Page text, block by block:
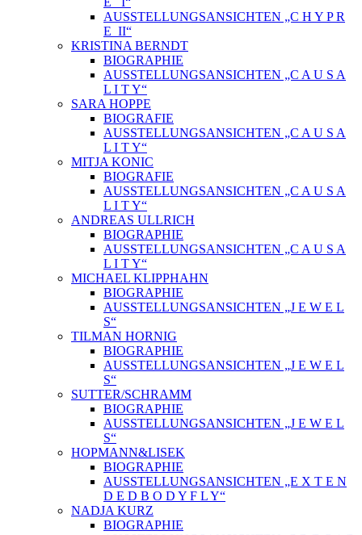
AUSSTELLUNGSANSICHTEN „C H Y P R
E_II“
KRISTINA BERNDT
BIOGRAPHIE
AUSSTELLUNGSANSICHTEN „C A U S A
L I T Y“
SARA HOPPE
BIOGRAFIE
AUSSTELLUNGSANSICHTEN „C A U S A
L I T Y“
MITJA KONIC
BIOGRAFIE
AUSSTELLUNGSANSICHTEN „C A U S A
L I T Y“
ANDREAS ULLRICH
BIOGRAPHIE
AUSSTELLUNGSANSICHTEN „C A U S A
L I T Y“
MICHAEL KLIPPHAHN
BIOGRAPHIE
AUSSTELLUNGSANSICHTEN „J E W E L
S“
TILMAN HORNIG
BIOGRAPHIE
AUSSTELLUNGSANSICHTEN „J E W E L
S“
SUTTER/SCHRAMM
BIOGRAPHIE
AUSSTELLUNGSANSICHTEN „J E W E L
S“
HOPMANN&LISEK
BIOGRAPHIE
AUSSTELLUNGSANSICHTEN „E X T E N
D E D B O D Y F L Y“
NADJA KURZ
BIOGRAPHIE